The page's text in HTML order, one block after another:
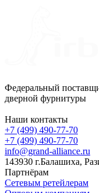
Федеральный
дверной фурнитуры
Наши контакты
+7 (499) 490-77-70
+7 (499) 490-77-70
info@grand-alliance.ru
143930 г.Балашиха,
Партнёрам
Сетевым ретейлерам